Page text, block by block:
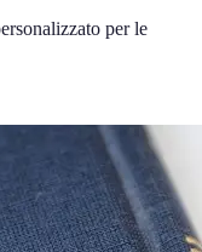
per le